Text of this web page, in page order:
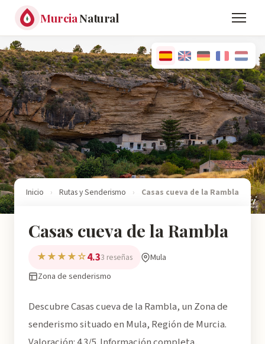
MurciaNatural
Inicio › Rutas y Senderismo › Casas cueva de la Rambla
Casas cueva de la Rambla
★★★★☆4.33 reseñas
Mula
Zona de senderismo
Descubre Casas cueva de la Rambla, un Zona de
senderismo situado en Mula, Región de Murcia.